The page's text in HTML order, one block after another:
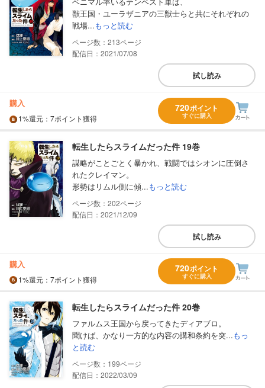
獣王国・ユーラザニアの三獣士らと共にそれぞれの
戦場...もっと読む
213
配信日：2021/07/08
試し読み
購入
1%還元 ：7ポイント獲得
720ポイント
すぐに購入
転生したらスライムだった件 19巻
謀略がことごとく暴かれ、戦闘ではシオンに圧倒さ
れたクレイマン。
形勢はリムル側に傾...もっと読む
202
配信日：2021/12/09
試し読み
購入
1%還元 ：7ポイント獲得
720ポイント
すぐに購入
転生したらスライムだった件 20巻
ファルムス王国から戻ってきたディアブロ。
聞けば、かなり一方的な内容の講和条約を突...もっ
と読む
199
配信日：2022/03/09